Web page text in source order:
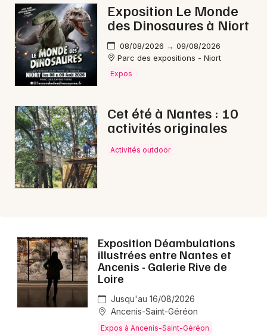
Newsletter des sorties
Artistes en tournée
Actus à Ancenis-Saint-Géréon
44 - Loire-Atlantique
Choisir mes départements
Mon email
Je m'abonne
Exposition Le Monde
des Dinosaures à Niort
08/08/2026 → 09/08/2026
Parc des expositions - Niort
Expos
Cet été à Nantes : 10
activités originales
Activités outdoor
Exposition Déambulations
illustrées entre Nantes et
Ancenis - Galerie Rive de
Loire
Jusqu'au 16/08/2026
Ancenis-Saint-Géréon
Expos à Ancenis-Saint-Géréon